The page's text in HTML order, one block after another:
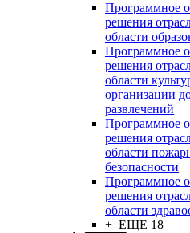
Программное
решения
области
Программное
решения
области
организации
развлечений
Программное
решения
области
безопасности
Программное
решения
области
+ ЕЩЕ 18